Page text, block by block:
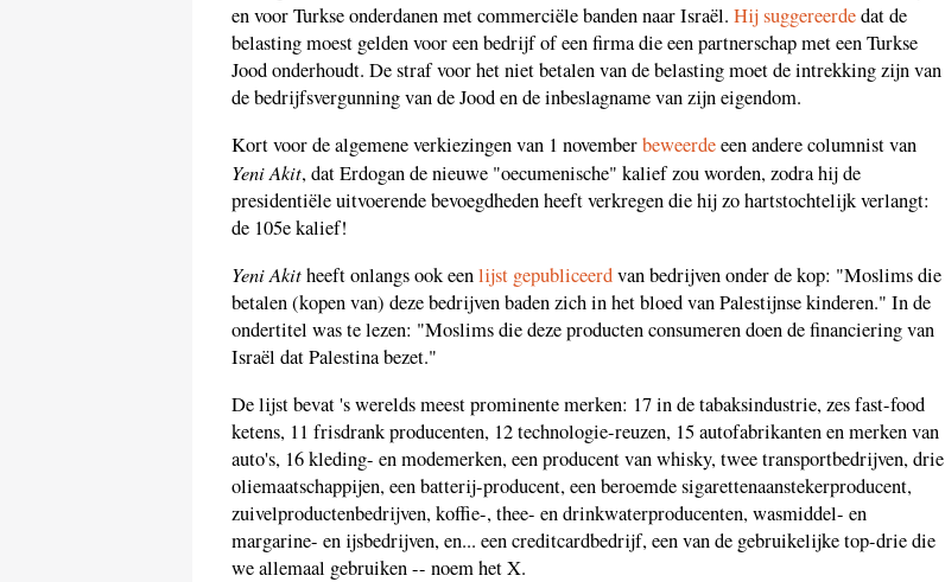
en voor Turkse onderdanen met commerciële banden naar Israël. Hij suggereerdedat de
belasting moest gelden voor een bedrijf of een firma die een partnerschap met een Turkse
Jood onderhoudt. De straf voor het niet betalen van de belasting moet de intrekking zijn van
de bedrijfsvergunning van de Jood en de inbeslagname van zijn eigendom.
Kort voor de algemene verkiezingen van 1 novemberbeweerdeeen andere columnist van
Yeni Akit, dat Erdogan de nieuwe "oecumenische" kalief zou worden, zodra hij de
presidentiële uitvoerende bevoegdheden heeft verkregen die hij zo hartstochtelijk verlangt:
de 105e kalief!
Yeni Akitheeft onlangs ook eenlijst gepubliceerdvan bedrijven onder de kop: "Moslims die
betalen (kopen van) deze bedrijven baden zich in het bloed van Palestijnse kinderen." In de
ondertitel was te lezen: "Moslims die deze producten consumeren doen de financiering van
Israël dat Palestina bezet."
De lijst bevat 's werelds meest prominente merken: 17 in de tabaksindustrie, zes fast-food
ketens, 11 frisdrank producenten, 12 technologie-reuzen, 15 autofabrikanten en merken van
auto's, 16 kleding- en modemerken, een producent van whisky, twee transportbedrijven, drie
oliemaatschappijen, een batterij-producent, een beroemde sigarettenaanstekerproducent,
zuivelproductenbedrijven, koffie-, thee- en drinkwaterproducenten, wasmiddel- en
margarine- en ijsbedrijven, en... een creditcardbedrijf, een van de gebruikelijke top-drie die
we allemaal gebruiken -- noem het X.